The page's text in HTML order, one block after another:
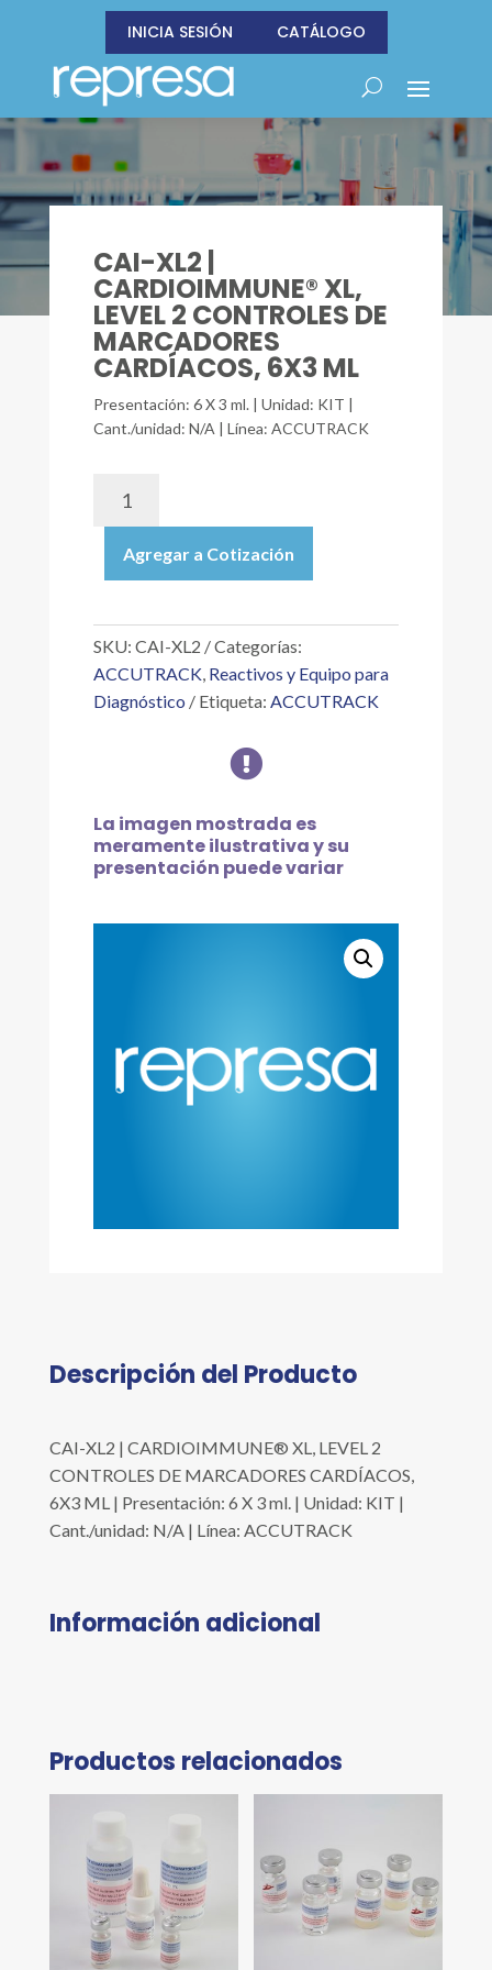
INICIA SESIÓN CATÁLOGO
CAI-XL2 |
CARDIOIMMUNE® XL,
LEVEL 2 CONTROLES DE
MARCADORES
CARDÍACOS, 6X3 ML
Presentación: 6 X 3 ml. | Unidad: KIT |
Cant./unidad: N/A | Línea: ACCUTRACK
CARDIOIMMUNE®
XL,
2
DE
MARCADORES
cantidad
Agregar a Cotización
SKU: CAI-XL2
Categorías:
ACCUTRACK, Reactivos y Equipo para
Diagnóstico
Etiqueta: ACCUTRACK

La imagen mostrada es
meramente ilustrativa y su
presentación puede variar
Descripción del Producto
CAI-XL2 | CARDIOIMMUNE® XL, LEVEL 2
CONTROLES DE MARCADORES CARDÍACOS,
6X3 ML | Presentación: 6 X 3 ml. | Unidad: KIT |
Cant./unidad: N/A | Línea: ACCUTRACK
Información adicional
Productos relacionados